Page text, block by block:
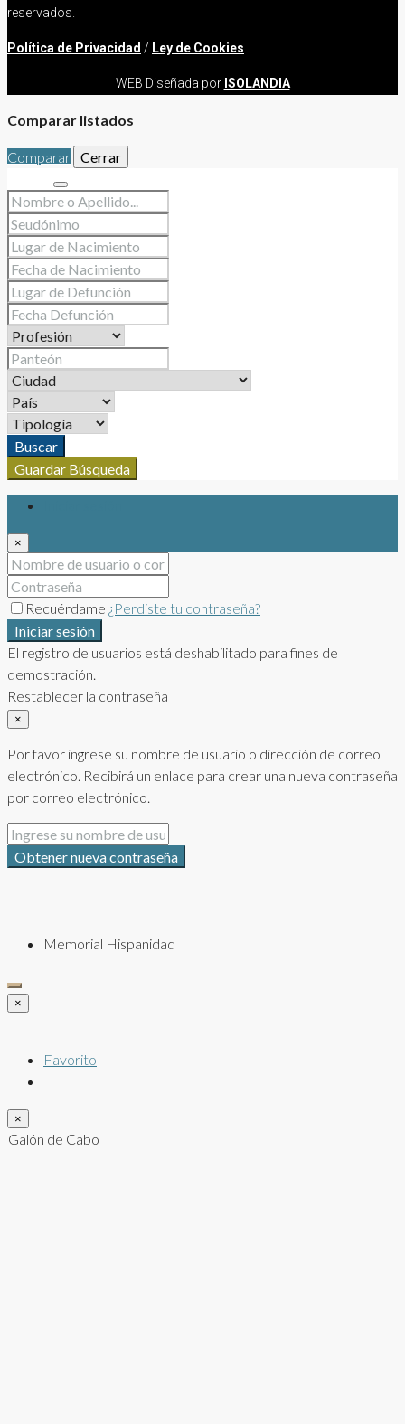
reservados.
Política de Privacidad / Ley de Cookies
WEB Diseñada por ISOLANDIA
Comparar listados
Comparar Cerrar
Buscar
Guardar Búsqueda
×
Recuérdame ¿Perdiste tu contraseña?
Iniciar sesión
El registro de usuarios está deshabilitado para fines de
demostración.
Restablecer la contraseña
×
Por favor ingrese su nombre de usuario o dirección de correo
electrónico. Recibirá un enlace para crear una nueva contraseña
por correo electrónico.
Obtener nueva contraseña
Memorial Hispanidad
×
Favorito
×
Galón de Cabo